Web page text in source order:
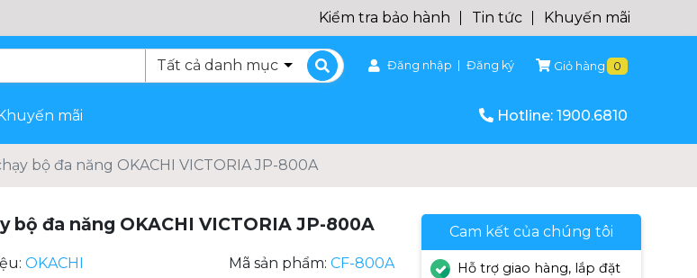
Kiểm tra bảo hành Tin tức Khuyến mãi
Đăng nhập Đăng ký Giỏ hàng 0
mãi Hotline: 1900.6810
bộ đa năng OKACHI VICTORIA JP-800A
bộ đa năng OKACHI VICTORIA JP-800A
OKACHI Mã sản phẩm: CF-800A
Cam kết của chúng tôi
Hỗ trợ giao hàng, lắp đặt